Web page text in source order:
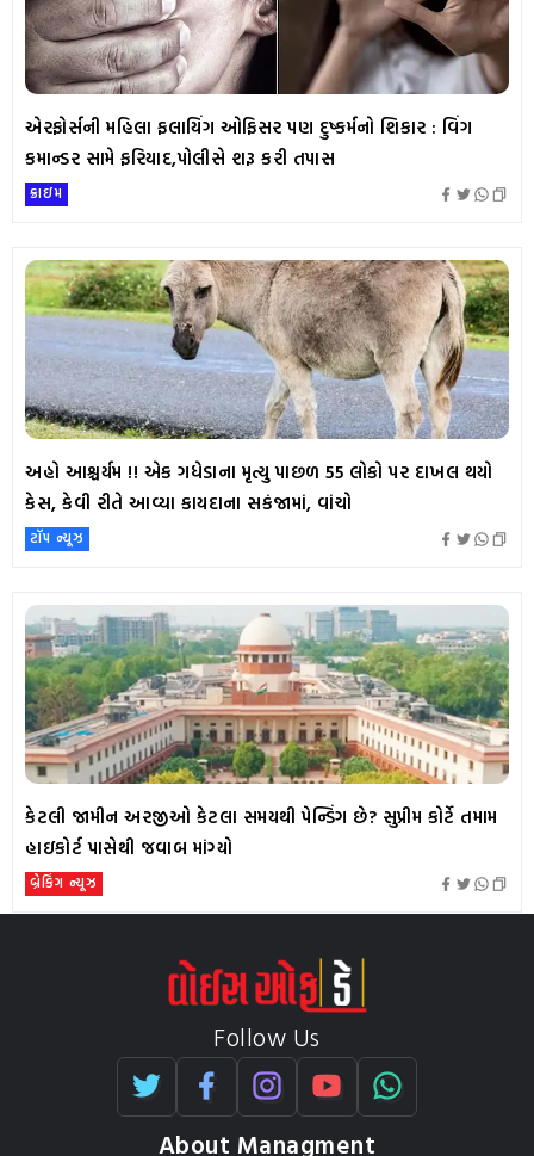
એરફોર્સની મહિલા ફલાયિંગ ઓફિસર પણ દુષ્કર્મનો શિકાર : વિંગ
કમાન્ડર સામે ફરિયાદ,પોલીસે શરૂ કરી તપાસ
ક્રાઇમ
અહો આશ્ચર્યમ !! એક ગધેડાના મૃત્યુ પાછળ 55 લોકો પર દાખલ થયો
કેસ, કેવી રીતે આવ્યા કાયદાના સકંજામાં, વાંચો
ટૉપ ન્યૂઝ
કેટલી જામીન અરજીઓ કેટલા સમયથી પેન્ડિંગ છે? સુપ્રીમ કોર્ટે તમામ
હાઇકોર્ટ પાસેથી જવાબ માંગ્યો
બ્રેકિંગ ન્યૂઝ
Follow Us
About Managment